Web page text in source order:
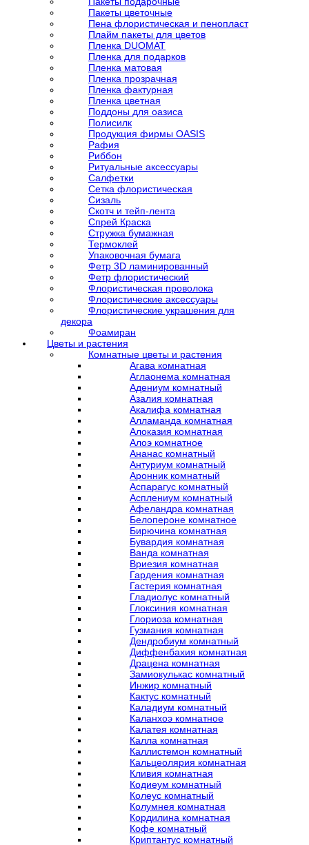
Пакеты цветочные
Пена флористическая и пенопласт
Плайм пакеты для цветов
Пленка DUOMAT
Пленка для подарков
Пленка матовая
Пленка прозрачная
Пленка фактурная
Пленка цветная
Поддоны для оазиса
Полисилк
Продукция фирмы OASIS
Рафия
Риббон
Ритуальные аксессуары
Салфетки
Сетка флористическая
Сизаль
Скотч и тейп-лента
Спрей Краска
Стружка бумажная
Термоклей
Упаковочная бумага
Фетр 3D ламинированный
Фетр флористический
Флористическая проволока
Флористические аксессуары
Флористические украшения для
декора
Фоамиран
Цветы и растения
Комнатные цветы и растения
Агава комнатная
Аглаонема комнатная
Адениум комнатный
Азалия комнатная
Акалифа комнатная
Алламанда комнатная
Алоказия комнатная
Алоэ комнатное
Ананас комнатный
Антуриум комнатный
Аронник комнатный
Аспарагус комнатный
Асплениум комнатный
Афеландра комнатная
Белопероне комнатное
Бирючина комнатная
Бувардия комнатная
Ванда комнатная
Вриезия комнатная
Гардения комнатная
Гастерия комнатная
Гладиолус комнатный
Глоксиния комнатная
Глориоза комнатная
Гузмания комнатная
Дендробиум комнатный
Диффенбахия комнатная
Драцена комнатная
Замиокулькас комнатный
Инжир комнатный
Кактус комнатный
Каладиум комнатный
Каланхоэ комнатное
Калатея комнатная
Калла комнатная
Каллистемон комнатный
Кальцеолярия комнатная
Кливия комнатная
Кодиеум комнатный
Колеус комнатный
Колумнея комнатная
Кордилина комнатная
Кофе комнатный
Криптантус комнатный